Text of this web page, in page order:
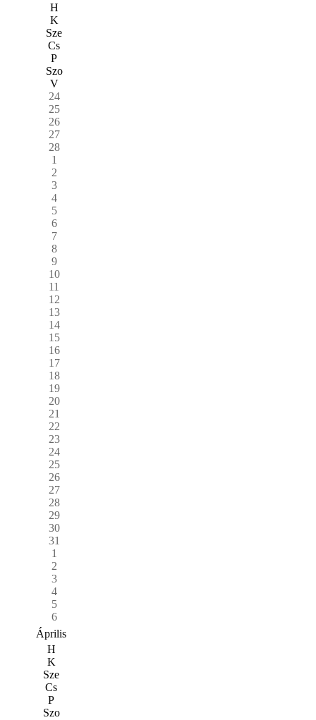
H
K
Sze
Cs
P
Szo
V
24
25
26
27
28
1
2
3
4
5
6
7
8
9
10
11
12
13
14
15
16
17
18
19
20
21
22
23
24
25
26
27
28
29
30
31
1
2
3
4
5
6
Április
H
K
Sze
Cs
P
Szo